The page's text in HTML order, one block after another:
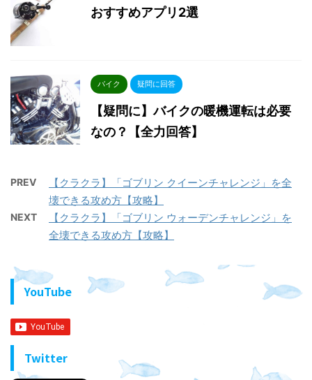
おすすめアプリ2選
バイク 疑問に回答
【疑問に】バイクの暖機運転は必要
なの？【全力回答】
PREV
【クラクラ】「ゴブリン クイーンチャレンジ」を全
壊できる攻め方【攻略】
NEXT
【クラクラ】「ゴブリン ウォーデンチャレンジ」を
全壊できる攻め方【攻略】
YouTube
Twitter